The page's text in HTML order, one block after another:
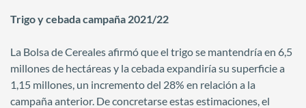
Trigo y cebada campaña 2021/22
La Bolsa de Cereales afirmó que el trigo se mantendría en 6,5
millones de hectáreas y la cebada expandiría su superficie a
1,15 millones, un incremento del 28% en relación a la
campaña anterior. De concretarse estas estimaciones, el